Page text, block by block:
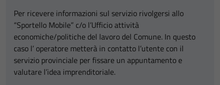
Per ricevere informazioni sul servizio rivolgersi allo
“Sportello Mobile” c/o l’Ufficio attività
economiche/politiche del lavoro del Comune. In questo
caso l’ operatore metterà in contatto l’utente con il
servizio provinciale per fissare un appuntamento e
valutare l’idea imprenditoriale.